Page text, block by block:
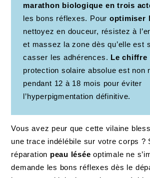
marathon biologique en trois
les bons réflexes. Pour optimiser
nettoyez en douceur, résistez à
et massez la zone dès qu’elle est
casser les adhérences. Le chiffre
protection solaire absolue est non
pendant 12 à 18 mois pour éviter
l’hyperpigmentation définitive.
Vous avez peur que cette vilaine
une trace indélébile sur votre corps ?
réparation peau lésée optimale ne
demande les bons réflexes dès le